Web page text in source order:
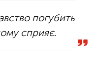
погубить
сприяє.